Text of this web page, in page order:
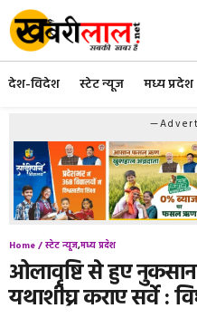
Skip
to
content
देश-विदेश स्टेट न्यूज मध्य प्रदेश
Home /स्टेट न्यूज,मध्य प्रदेश
ओलावृष्टि से हुए
यथाशीघ्र कराए सर्वे :